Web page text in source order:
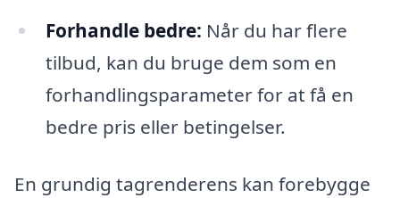
Forhandle bedre: Når du har flere
tilbud, kan du bruge dem som en
forhandlingsparameter for at få en
bedre pris eller betingelser.
En grundig tagrenderens kan forebygge